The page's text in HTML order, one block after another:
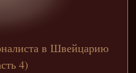
в Швейцарию
4)